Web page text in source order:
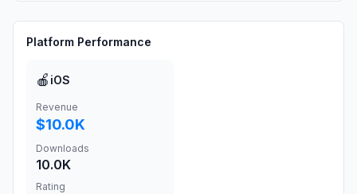
Platform Performance
🍎 iOS
Revenue
$10.0K
Downloads
10.0K
Rating